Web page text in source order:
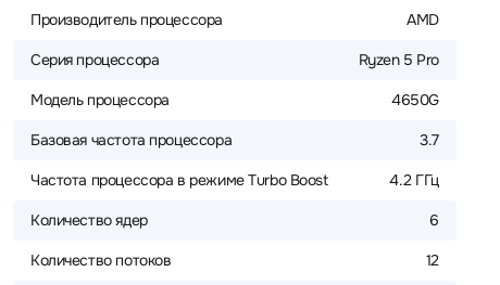
Производитель процессора AMD
Серия процессора Ryzen 5 Pro
Модель процессора 4650G
Базовая частота процессора 3.7
Частота процессора в режиме Turbo Boost 4.2 ГГц
Количество ядер 6
Количество потоков 12